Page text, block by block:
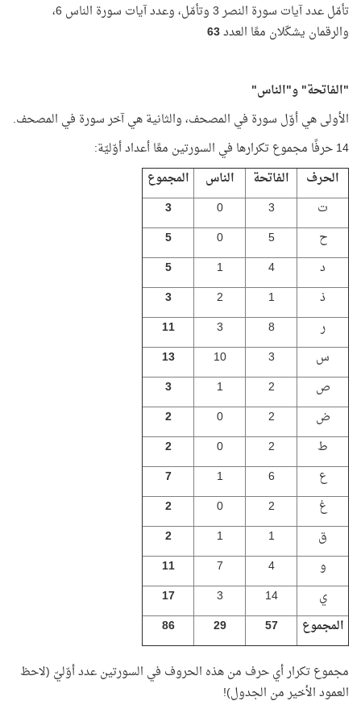
تأمّل عدد آيات سورة النصر 3 وتأمّل، وعدد آيات سورة الناس 6،
والرقمان يشكّلان معًا العدد63
"الفاتحة" و"الناس"
الأولى هي أوّل سورة في المصحف، والثانية هي آخر سورة في المصحف.
14 حرفًا مجموع تكرارها في السورتين معًا أعداد أوّليّة:
الحرف
الفاتحة الناس
المجموع
ت
3
0
3
ح
5
0
5
د
4
1
5
ذ
1
2
3
ر
8
3
11
س
3
10
13
ص
2
1
3
ض
2
0
2
ط
2
0
2
ع
6
1
7
غ
2
0
2
ق
1
1
2
و
4
7
11
ي
14
3
17
المجموع
57
29
86
مجموع تكرار أي حرف من هذه الحروف في السورتين عدد أوّليّ (لاحظ
العمود الأخير من الجدول)!